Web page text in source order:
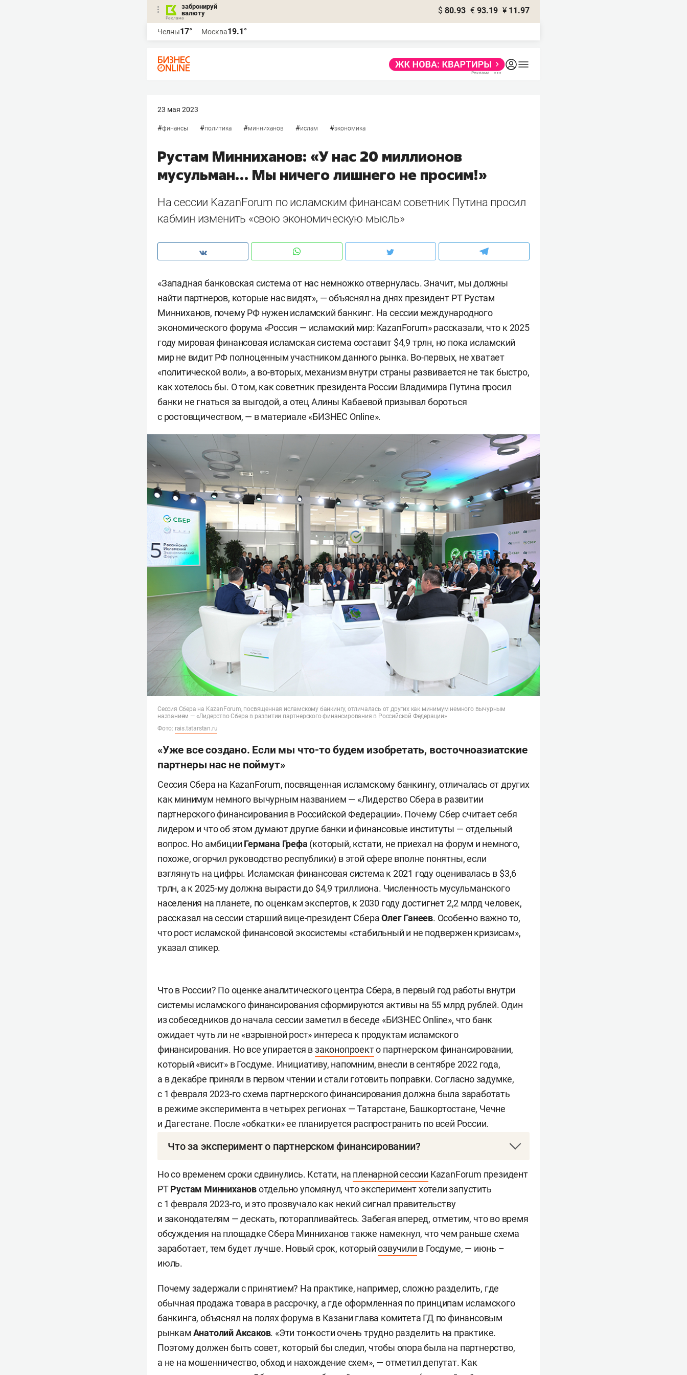
забронируй
валюту
$ 80.93 € 93.19 ¥ 11.97
Челны17° Москва19.1°
23 мая 2023
#финансы #политика #минниханов #ислам #экономика
Рустам Минниханов: «У нас 20 миллионов
мусульман… Мы ничего лишнего не просим!»
На сессии KazanForum по исламским финансам советник Путина просил
кабмин изменить «свою экономическую мысль»
«Западная банковская система от нас немножко отвернулась. Значит, мы должны
найти партнеров, которые нас видят», — объяснял на днях президент РТ Рустам
Минниханов, почему РФ нужен исламский банкинг. На сессии международного
экономического форума «Россия — исламский мир: KazanForum» рассказали, что к 2025
году мировая финансовая исламская система составит $4,9 трлн, но пока исламский
мир не видит РФ полноценным участником данного рынка. Во-первых, не хватает
«политической воли», а во-вторых, механизм внутри страны развивается не так быстро,
как хотелось бы. О том, как советник президента России Владимира Путина просил
банки не гнаться за выгодой, а отец Алины Кабаевой призывал бороться
с ростовщичеством, — в материале «БИЗНЕС Online».
Сессия Сбера на KazanForum, посвященная исламскому банкингу, отличалась от других как минимум немного вычурным
названием — «Лидерство Сбера в развитии партнерского финансирования в Российской Федерации»
Фото: rais.tatarstan.ru
«Уже все создано. Если мы что-то будем изобретать, восточноазиатские
партнеры нас не поймут»
Сессия Сбера на KazanForum, посвященная исламскому банкингу, отличалась от других
как минимум немного вычурным названием — «Лидерство Сбера в развитии
партнерского финансирования в Российской Федерации». Почему Сбер считает себя
лидером и что об этом думают другие банки и финансовые институты — отдельный
вопрос. Но амбиции Германа Грефа (который, кстати, не приехал на форум и немного,
похоже, огорчил руководство республики) в этой сфере вполне понятны, если
взглянуть на цифры. Исламская финансовая система к 2021 году оценивалась в $3,6
трлн, а к 2025-му должна вырасти до $4,9 триллиона. Численность мусульманского
населения на планете, по оценкам экспертов, к 2030 году достигнет 2,2 млрд человек,
рассказал на сессии старший вице-президент СбераОлег Ганеев. Особенно важно то,
что рост исламской финансовой экосистемы «стабильный и не подвержен кризисам»,
указал спикер.
Что в России? По оценке аналитического центра Сбера, в первый год работы внутри
системы исламского финансирования сформируются активы на 55 млрд рублей. Один
из собеседников до начала сессии заметил в беседе «БИЗНЕС Online», что банк
ожидает чуть ли не «взрывной рост» интереса к продуктам исламского
финансирования. Но все упирается взаконопроекто партнерском финансировании,
который «висит» в Госдуме. Инициативу, напомним, внесли в сентябре 2022 года,
а в декабре приняли в первом чтении и стали готовить поправки. Согласно задумке,
с 1 февраля 2023-го схема партнерского финансирования должна была заработать
в режиме эксперимента в четырех регионах — Татарстане, Башкортостане, Чечне
и Дагестане. После «обкатки» ее планируется распространить по всей России.
Что за эксперимент о партнерском финансировании?
условиям смогут заниматься следующими операциями: привлекать средства
юридических и физических лиц через договоры партнерского
инвестирования; привлекать средства или иное имущество юридических и физлиц
в виде участия в капитале финансовой организации; оформлять денежные займы
лицам без взимания вознаграждения в виде процентов; оформлять договоры купли-
продажи (в том числе недвижимого имущества) с условием о рассрочке (отсрочке)
и на условиях партнерства; предоставлять поручительства.
Участники эксперимента не смогут взимать вознаграждение в виде ссудного
процента, а также финансировать производство и (или) торговлю табачной,
алкогольной продукцией, оружием и боеприпасами, игорный бизнес.
Но со временем сроки сдвинулись. Кстати, на пленарной сессии KazanForum президент
РТРустам Миннихановотдельно упомянул, что эксперимент хотели запустить
с 1 февраля 2023-го, и это прозвучало как некий сигнал правительству
и законодателям — дескать, поторапливайтесь. Забегая вперед, отметим, что во время
обсуждения на площадке Сбера Минниханов также намекнул, что чем раньше схема
заработает, тем будет лучше. Новый срок, которыйозвучили в Госдуме, — июнь –
июль.
Почему задержали с принятием? На практике, например, сложно разделить, где
обычная продажа товара в рассрочку, а где оформленная по принципам исламского
банкинга, объяснял на полях форума в Казани глава комитета ГД по финансовым
рынкам Анатолий Аксаков. «Эти тонкости очень трудно разделить на практике.
Поэтому должен быть совет, который бы следил, чтобы опора была на партнерство,
а не на мошенничество, обход и нахождение схем», — отметил депутат. Как